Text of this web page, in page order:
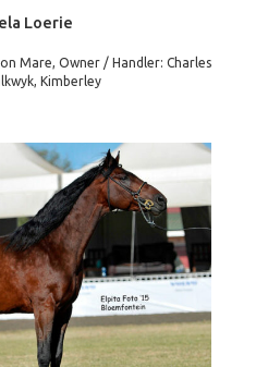
Loerie
Mare, Owner / Handler: Charles
Kimberley